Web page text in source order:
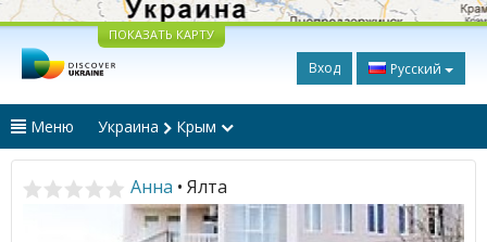
ПОКАЗАТЬ КАРТУ
Вход Русский
Меню Украина Крым
Анна • Ялта